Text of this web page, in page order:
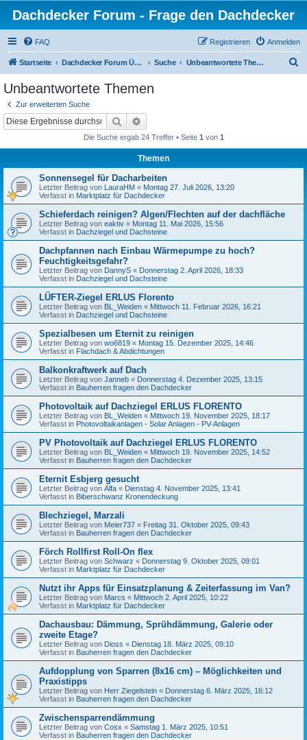
Dachdecker Forum - Frage den Dachdecker
FAQ Anmelden
Registrieren
Startseite Dachdecker Forum Übersicht - Alle Foren Suche Unbeantwortete Themen
Unbeantwortete Themen
Zur erweiterten Suche
Suche
Die Suche ergab 24 Treffer • Seite 1 von 1
Themen
Sonnensegel für Dacharbeiten
Letzter Beitrag von LauraHM « Montag 27. Juli 2026, 13:20
Verfasst in Marktplatz für Dachdecker
Schieferdach reinigen? Algen/Flechten auf der dachfläche
Letzter Beitrag von eaktiv « Montag 11. Mai 2026, 15:56
Verfasst in Dachziegel und Dachsteine
Dachpfannen nach Einbau Wärmepumpe zu hoch?
Feuchtigkeitsgefahr?
Letzter Beitrag von DannyS « Donnerstag 2. April 2026, 18:33
Verfasst in Dachziegel und Dachsteine
LÜFTER-Ziegel ERLUS Florento
Letzter Beitrag von BL_Weiden « Mittwoch 11. Februar 2026, 16:21
Verfasst in Dachziegel und Dachsteine
Spezialbesen um Eternit zu reinigen
Letzter Beitrag von wo6819 « Montag 15. Dezember 2025, 14:46
Verfasst in Flachdach & Abdichtungen
Balkonkraftwerk auf Dach
Letzter Beitrag von Janneb « Donnerstag 4. Dezember 2025, 13:15
Verfasst in Bauherren fragen den Dachdecker
Photovoltaik auf Dachziegel ERLUS FLORENTO
Letzter Beitrag von BL_Weiden « Mittwoch 19. November 2025, 18:17
Verfasst in Photovoltaikanlagen - Solar Anlagen - PV-Anlagen
PV Photovoltaik auf Dachziegel ERLUS FLORENTO
Letzter Beitrag von BL_Weiden « Mittwoch 19. November 2025, 14:52
Verfasst in Bauherren fragen den Dachdecker
Eternit Esbjerg gesucht
Letzter Beitrag von Alfa « Dienstag 4. November 2025, 13:41
Verfasst in Biberschwanz Kronendeckung
Blechziegel, Marzali
Letzter Beitrag von Meier737 « Freitag 31. Oktober 2025, 09:43
Verfasst in Bauherren fragen den Dachdecker
Förch Rollfirst Roll-On flex
Letzter Beitrag von Schwarz « Donnerstag 9. Oktober 2025, 09:01
Verfasst in Marktplatz für Dachdecker
Nutzt ihr Apps für Einsatzplanung & Zeiterfassung im Van?
Letzter Beitrag von Marcs « Mittwoch 2. April 2025, 10:22
Verfasst in Marktplatz für Dachdecker
Dachausbau: Dämmung, Sprühdämmung, Galerie oder
zweite Etage?
Letzter Beitrag von Dioss « Dienstag 18. März 2025, 09:10
Verfasst in Bauherren fragen den Dachdecker
Aufdopplung von Sparren (8x16 cm) – Möglichkeiten und
Praxistipps
Letzter Beitrag von Herr Ziegelstein « Donnerstag 6. März 2025, 16:12
Verfasst in Bauherren fragen den Dachdecker
Zwischensparrendämmung
Letzter Beitrag von Cosx « Samstag 1. März 2025, 10:51
Verfasst in Bauherren fragen den Dachdecker